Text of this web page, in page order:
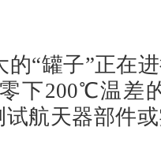
的“罐子”正在
下200℃温差
试航天器部件